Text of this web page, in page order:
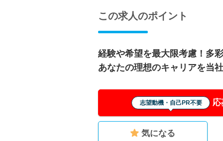
この求人のポイント
経験や希望を最大限考慮！多
あなたの理想のキャリアを当
志望動機・自己PR不要
気になる